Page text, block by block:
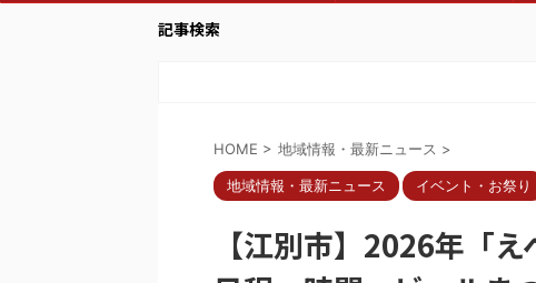
記事検索
HOME > 地域情報・最新ニュース >
地域情報・最新ニュース イベント・お祭り
【江別市】2026年「